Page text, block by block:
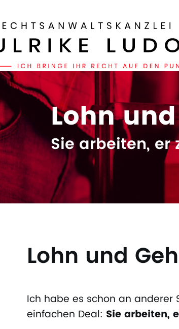
Lohn
Sie arbeiten, er
Lohn und
Ich habe es schon an
einfachen Deal: Sie arbeiten,